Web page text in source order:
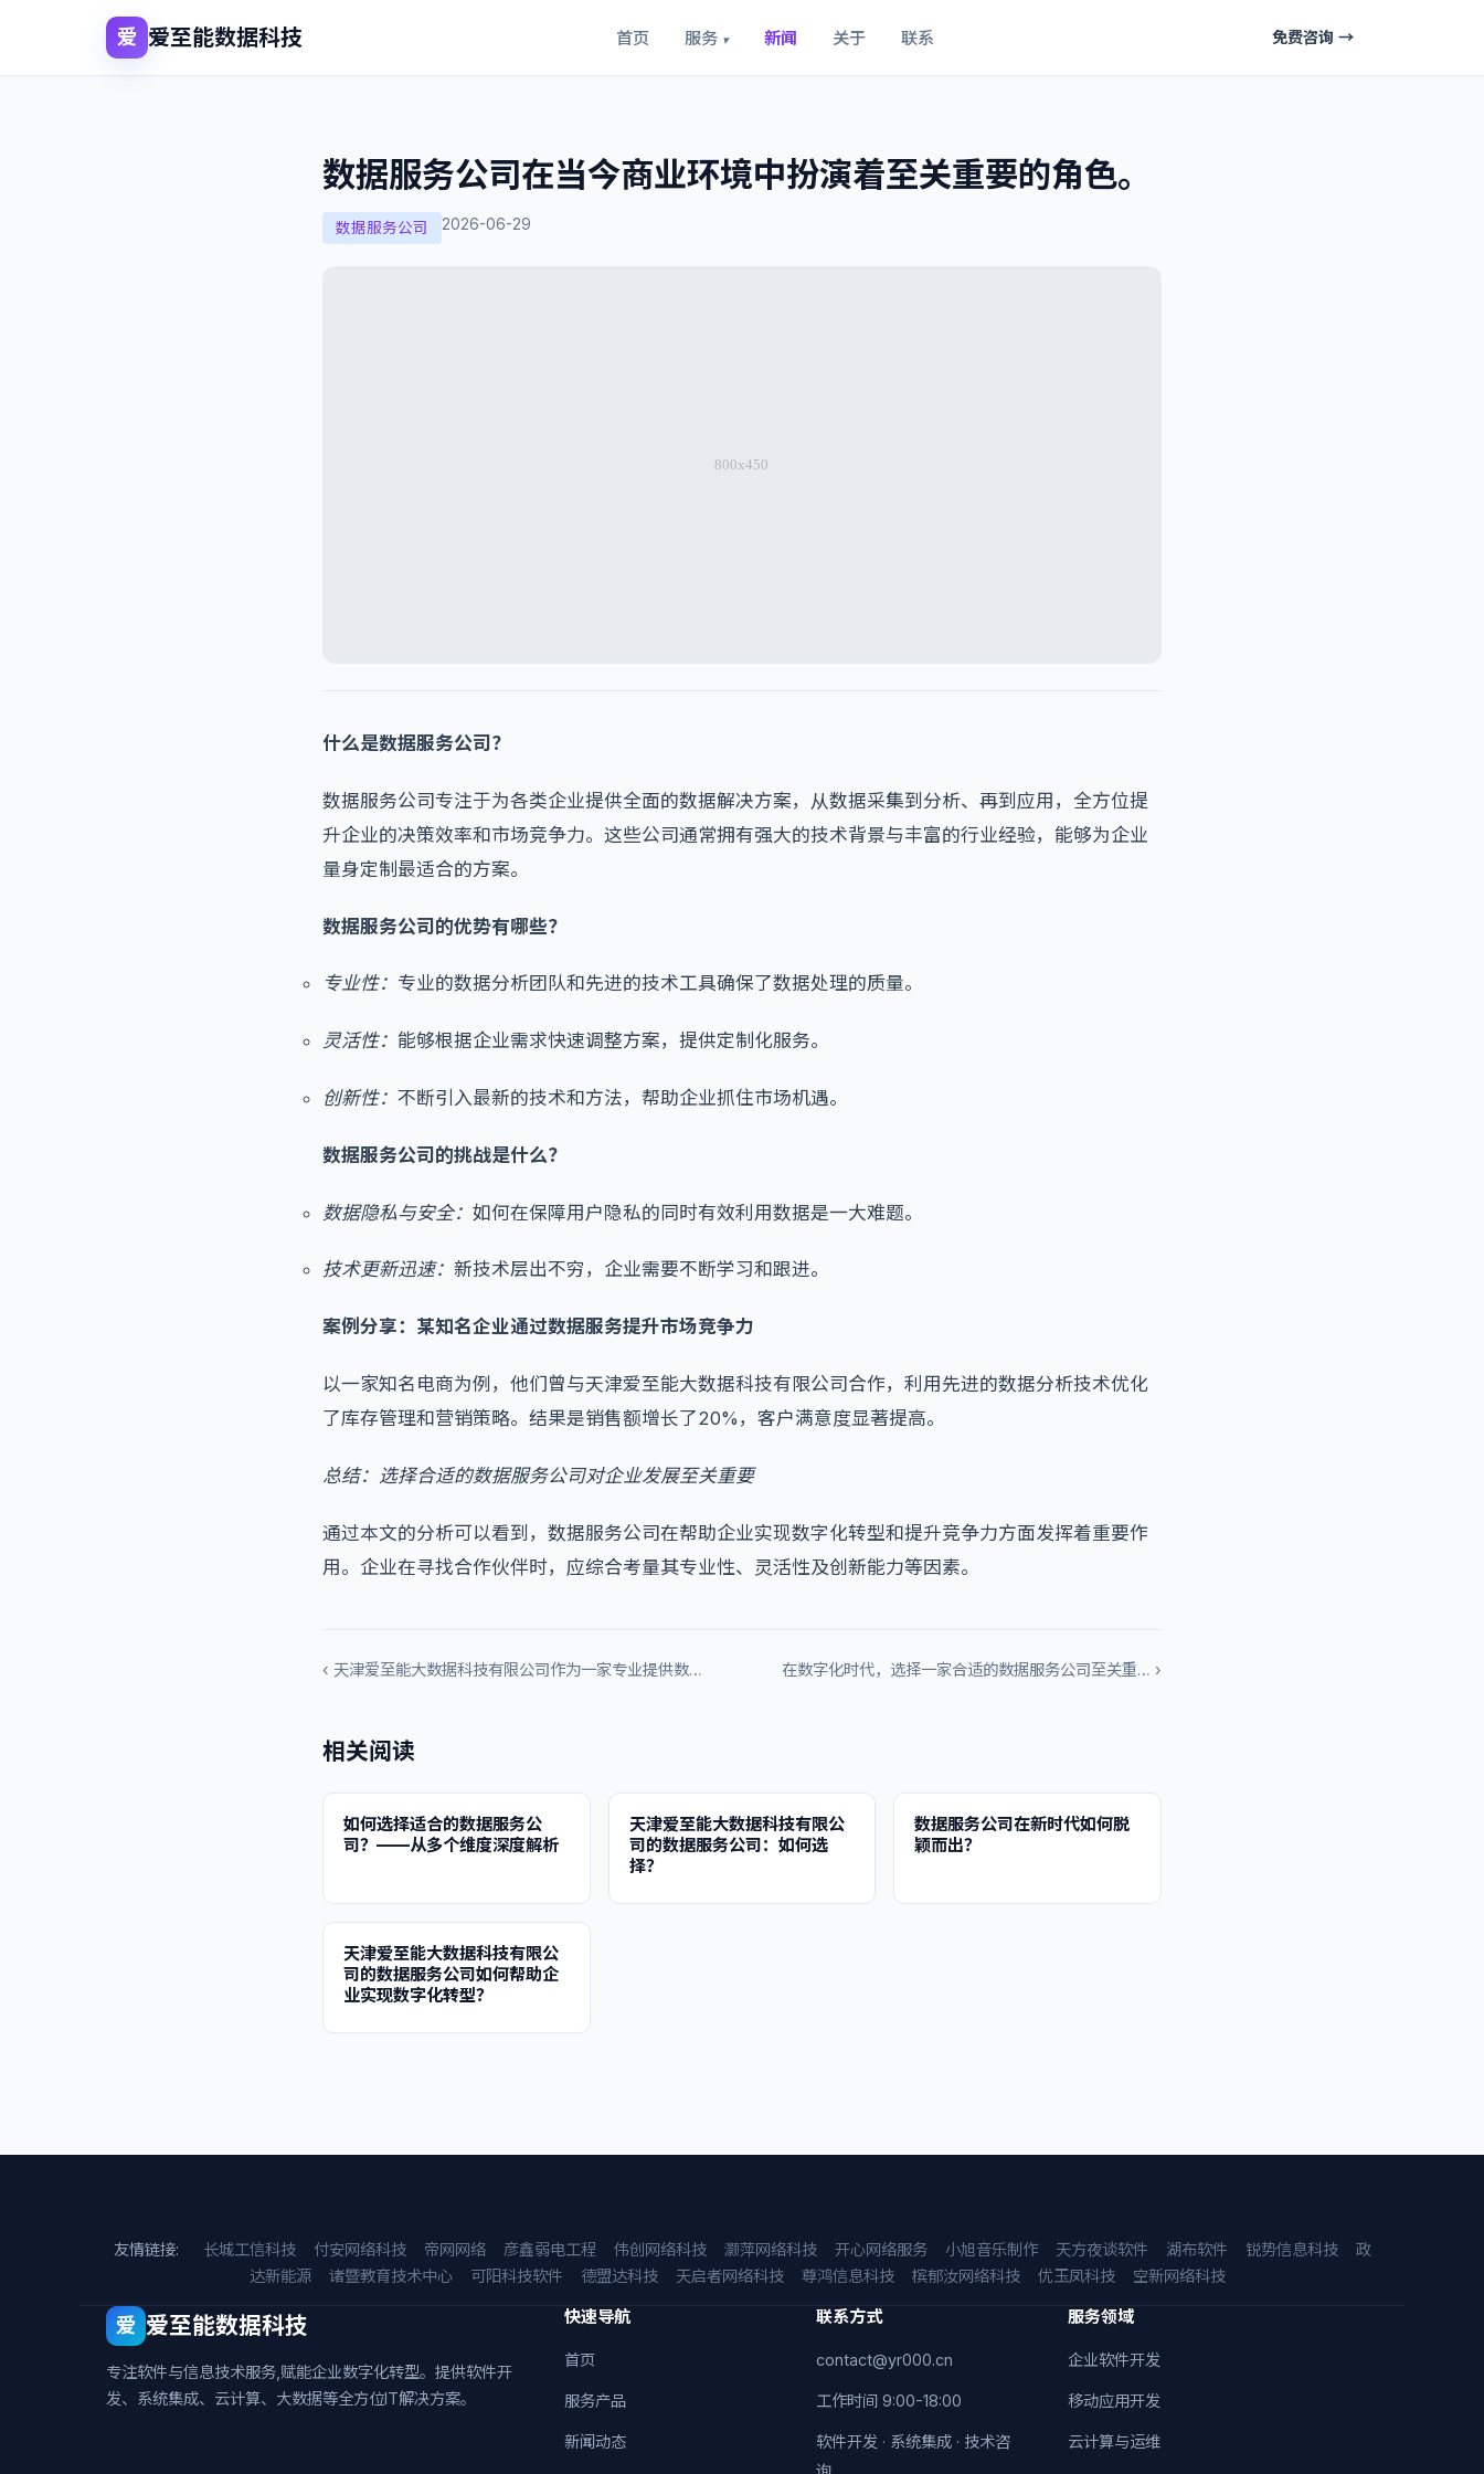
爱 爱至能数据科技 首页 服务 ▾ 新闻 关于 联系 免费咨询 →
数据服务公司在当今商业环境中扮演着至关重要的角色。
数据服务公司 2026-06-29
什么是数据服务公司？
数据服务公司专注于为各类企业提供全面的数据解决方案，从数据采集到分析、再到应用，全方位提
升企业的决策效率和市场竞争力。这些公司通常拥有强大的技术背景与丰富的行业经验，能够为企业
量身定制最适合的方案。
数据服务公司的优势有哪些？
专业性： 专业的数据分析团队和先进的技术工具确保了数据处理的质量。
灵活性： 能够根据企业需求快速调整方案，提供定制化服务。
创新性： 不断引入最新的技术和方法，帮助企业抓住市场机遇。
数据服务公司的挑战是什么？
数据隐私与安全： 如何在保障用户隐私的同时有效利用数据是一大难题。
技术更新迅速： 新技术层出不穷，企业需要不断学习和跟进。
案例分享：某知名企业通过数据服务提升市场竞争力
以一家知名电商为例，他们曾与天津爱至能大数据科技有限公司合作，利用先进的数据分析技术优化
了库存管理和营销策略。结果是销售额增长了20%，客户满意度显著提高。
总结：选择合适的数据服务公司对企业发展至关重要
通过本文的分析可以看到，数据服务公司在帮助企业实现数字化转型和提升竞争力方面发挥着重要作
用。企业在寻找合作伙伴时，应综合考量其专业性、灵活性及创新能力等因素。
‹ 天津爱至能大数据科技有限公司作为一家专业提供数… 在数字化时代，选择一家合适的数据服务公司至关重… ›
相关阅读
如何选择适合的数据服务公
司？——从多个维度深度解析
天津爱至能大数据科技有限公
司的数据服务公司：如何选
择？
数据服务公司在新时代如何脱
颖而出？
天津爱至能大数据科技有限公
司的数据服务公司如何帮助企
业实现数字化转型？
友情链接: 长城工信科技 付安网络科技 帝网网络 彦鑫弱电工程 伟创网络科技 灏萍网络科技 开心网络服务 小旭音乐制作 天方夜谈软件 湖布软件 锐势信息科技
政
达新能源
诸暨教育技术中心 可阳科技软件 德盟达科技 天启者网络科技 尊鸿信息科技 槟郁汝网络科技 优玉凤科技 空新网络科技
爱 爱至能数据科技
专注软件与信息技术服务,赋能企业数字化转型。提供软件开
发、系统集成、云计算、大数据等全方位IT解决方案。
快速导航
首页
服务产品
新闻动态
联系方式
contact@yr000.cn
工作时间 9:00-18:00
软件开发 · 系统集成 · 技术咨
服务领域
企业软件开发
移动应用开发
云计算与运维